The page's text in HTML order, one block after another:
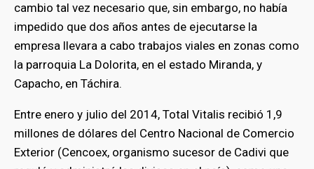
cambio tal vez necesario que, sin embargo, no había
impedido que dos años antes de ejecutarse la
empresa llevara a cabo trabajos viales en zonas como
la parroquia La Dolorita, en el estado Miranda, y
Capacho, en Táchira.
Entre enero y julio del 2014, Total Vitalis recibió 1,9
millones de dólares del Centro Nacional de Comercio
Exterior (Cencoex, organismo sucesor de Cadivi que